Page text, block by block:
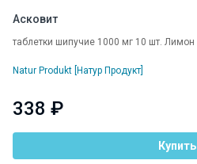
Асковит
таблетки шипучие 1000 мг 10 шт. Лимон
Natur Produkt [Натур Продукт]
338 ₽
Купить